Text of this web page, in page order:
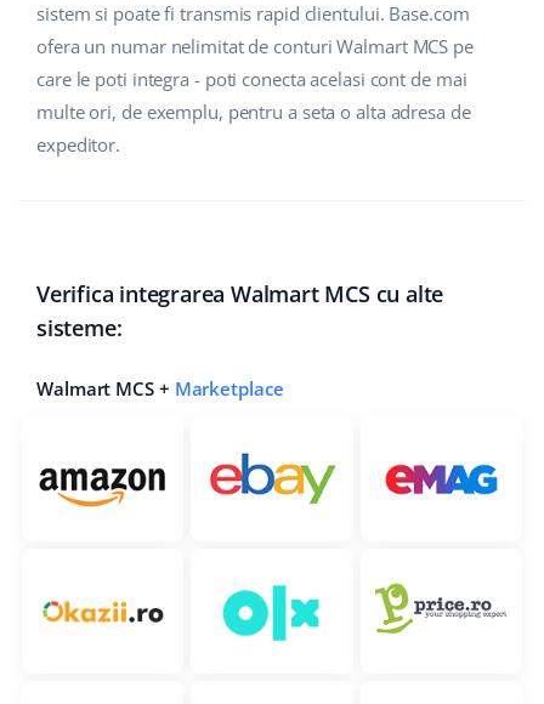
sistem si poate fi transmis rapid clientului. Base.com
ofera un numar nelimitat de conturi Walmart MCS pe
care le poti integra - poti conecta acelasi cont de mai
multe ori, de exemplu, pentru a seta o alta adresa de
expeditor.
Verifica integrarea Walmart MCS cu alte
sisteme:
Walmart MCS + Marketplace